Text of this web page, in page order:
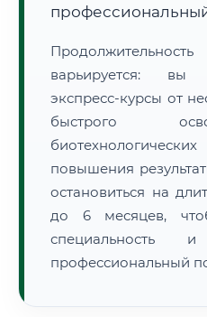
варьируется:
экспресс-курсы от
быстрого
повышения
остановиться на
до 6 месяцев,
специальность
профессиональный